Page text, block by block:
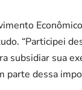
“Participei
subsidiar sua
parte dessa